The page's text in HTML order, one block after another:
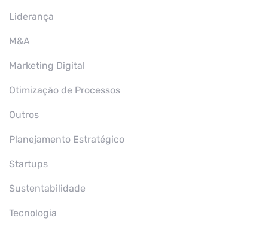
Liderança
M&A
Marketing Digital
Otimização de Processos
Outros
Planejamento Estratégico
Startups
Sustentabilidade
Tecnologia